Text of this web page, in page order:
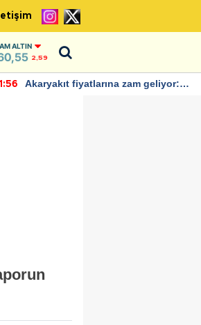
İletişim
ALTIN
2,59
Akaryakıt fiyatlarına zam geliyor: